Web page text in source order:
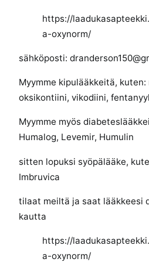
https://
a-oxynorm/
sähköposti:
Myymme kipulääkkeitä,
oksikontiini, vikodiini,
Myymme myös
Humalog, Levemir, Humulin
sitten lopuksi syöpälääke,
Imbruvica
tilaat meiltä ja saat lääkkeesi
kautta
https://
a-oxynorm/